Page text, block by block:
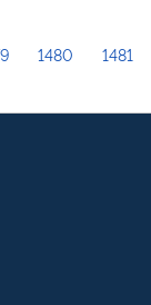
1480 1481